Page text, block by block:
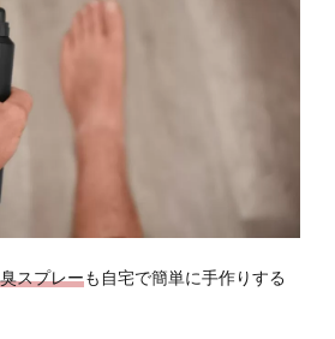
スプレーも自宅で簡単に手作りする